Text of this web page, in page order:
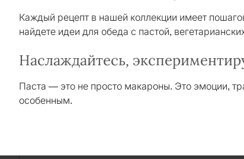
Каждый рецепт в нашей коллекции имеет
найдете идеи для обеда с пастой,
Наслаждайтесь,
Паста — это не просто макароны. Это эмоции,
особенным.